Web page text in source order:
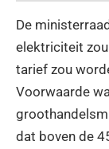
De
elektriciteit zou
tarief zou
Voorwaarde
dat boven de